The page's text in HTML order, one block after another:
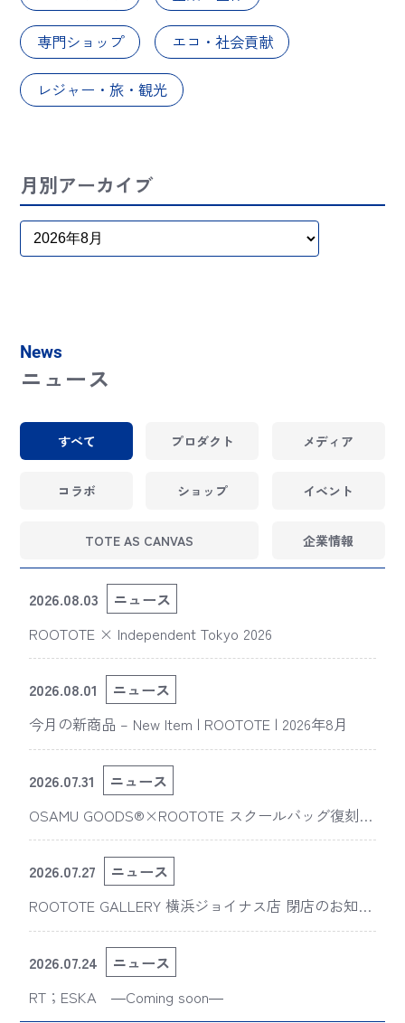
専門ショップ エコ・社会貢献
レジャー・旅・観光
月別アーカイブ
News
ニュース
すべて プロダクト メディア
コラボ ショップ イベント
TOTE AS CANVAS 企業情報
2026.08.03
ニュース
ROOTOTE × Independent Tokyo 2026
2026.08.01
ニュース
今月の新商品 – New Item | ROOTOTE | 2026年8月
2026.07.31
ニュース
OSAMU GOODS®×ROOTOTE スクールバッグ復刻
版“スライスドアイ”の新デザインが「The 50th Annive
rsary OSAMU GOODS展」に登場
2026.07.27
ニュース
ROOTOTE GALLERY 横浜ジョイナス店 閉店のお知ら
せ
2026.07.24
ニュース
RT；ESKA ―Coming soon―